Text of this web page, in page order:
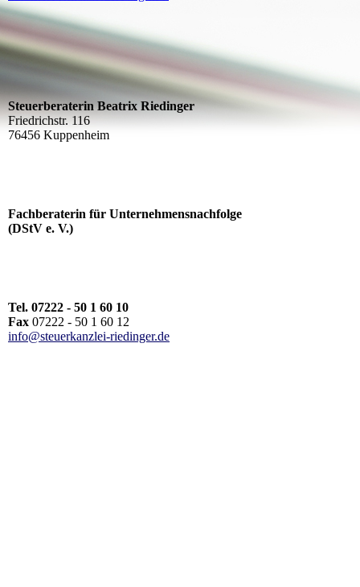
Steuerberaterin Beatrix Riedinger
Friedrichstr. 116
76456 Kuppenheim
Fachberaterin für Unternehmensnachfolge
(DStV e. V.)
Tel. 07222 - 50 1 60 10
Fax 07222 - 50 1 60 12
info@steuerkanzlei-riedinger.de